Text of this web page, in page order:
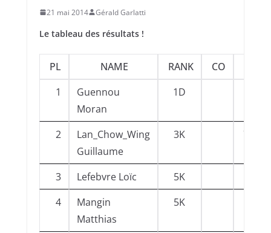
21 mai 2014 Gérald Garlatti
Le tableau des résultats !
PL NAME RANK CO
1
Guennou
Moran
1D
2
Lan_Chow_Wing
Guillaume
3K 74An
3 Lefebvre Loïc 5K
4
Mangin
Matthias
5K